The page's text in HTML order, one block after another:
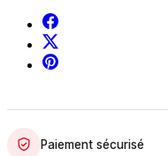
Paiement sécurisé